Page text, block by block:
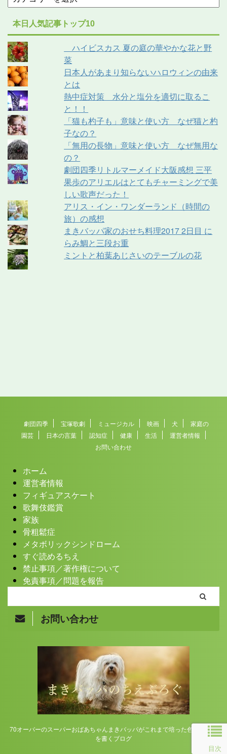
目次
本日人気記事トップ10
ハイビスカス 夏の庭の華やかな花と野
菜
日本人があまり知らないハロウィンの由来
とは
熱中症対策 水分と塩分を適切に取るこ
と！！
「猫も杓子も」意味と使い方 なぜ猫と杓
子なの？
「無用の長物」意味と使い方 なぜ無用な
の？
劇団四季リトルマーメイド大阪感想 三平
果歩のアリエルはとてもチャーミングで美
しい歌声だった！
アリス・イン・ワンダーランド（時間の
旅）の感想
まきバッパ家のおせち料理2017 2日目 に
らみ鯛と三段お重
ミントと柏葉あじさいのテーブルの花
劇団四季 宝塚歌劇 ミュージカル 映画 犬
家庭の
園芸
日本の言葉 認知症 健康 生活
運営者情報
お問い合わせ
ホーム
運営者情報
フィギュアスケート
歌舞伎鑑賞
家族
骨粗鬆症
メタボリックシンドローム
すぐ読めるちえ
禁止事項／著作権について
免責事項／問題を報告
お問い合わせ
70オーバーのスーパーおばあちゃんまきバッパがこれまで培った色んな知恵
を書くブログ
Copyright© まきバッパのちえぶろぐ , 2026 All Rights
Reserved.